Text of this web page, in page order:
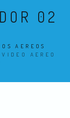
02
AEREOS
VIDEO AEREO